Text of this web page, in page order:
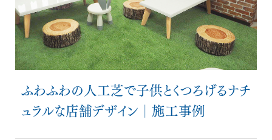
ふわふわの人工芝で子供とくつろげるナチ
ュラルな店舗デザイン│施工事例